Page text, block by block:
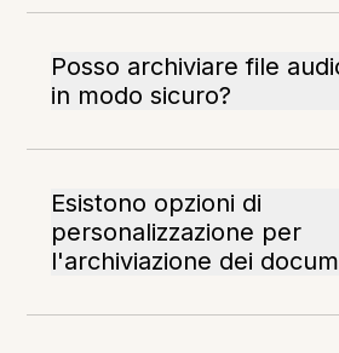
Posso archiviare file
in modo sicuro?
Esistono opzioni di
personalizzazione per
l'archiviazione dei